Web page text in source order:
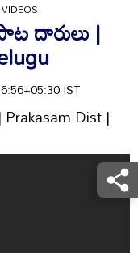
దారులు |
IST
Dist |